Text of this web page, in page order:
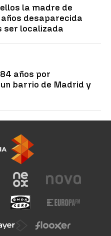
la madre de
desaparecida
ser localizada
años por
barrio de Madrid y